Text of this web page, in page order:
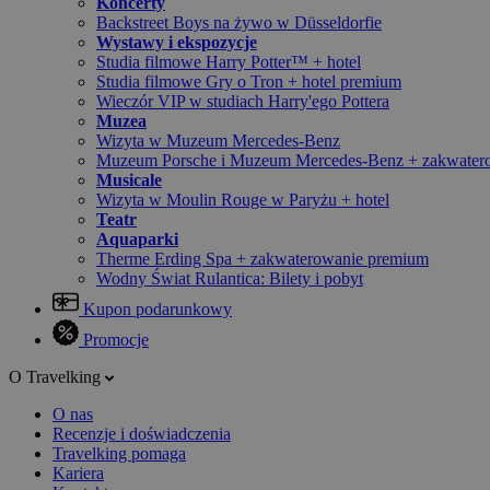
Backstreet Boys na żywo w Düsseldorfie
Wystawy i ekspozycje
Studia filmowe Harry Potter™ + hotel
Studia filmowe Gry o Tron + hotel premium
Wieczór VIP w studiach Harry'ego Pottera
Muzea
Wizyta w Muzeum Mercedes-Benz
Muzeum Porsche i Muzeum Mercedes-Benz +
Musicale
Wizyta w Moulin Rouge w Paryżu + hotel
Teatr
Aquaparki
Therme Erding Spa + zakwaterowanie premium
Wodny Świat Rulantica: Bilety i pobyt
Kupon podarunkowy
Promocje
O Travelking
O nas
Recenzje i doświadczenia
Travelking pomaga
Kariera